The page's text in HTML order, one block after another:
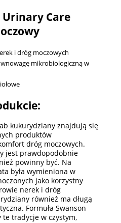
Urinary Care
i dróg moczowych
mikrobiologiczną w
kukurydziany znajdują się
produktów
dróg moczowych.
jest prawdopodobnie
powinny być. Na
była wymieniona w
jako korzystny
nerek i dróg
również ma długą
Formuła Swanson
te tradycje w czystym,